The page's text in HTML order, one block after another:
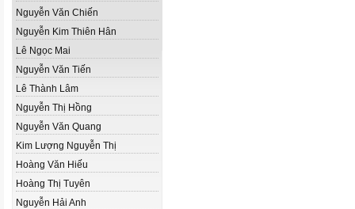
Nguyễn Văn Chiến
Nguyễn Kim Thiên Hân
Lê Ngọc Mai
Nguyễn Văn Tiến
Lê Thành Lâm
Nguyễn Thị Hồng
Nguyễn Văn Quang
Kim Lượng Nguyễn Thị
Hoàng Văn Hiếu
Hoàng Thị Tuyên
Nguyễn Hải Anh